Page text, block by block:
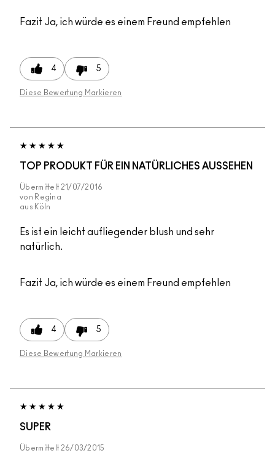
Fazit Ja, ich würde es einem Freund empfehlen
4 5
Diese Bewertung Markieren
TOP PRODUKT FÜR EIN NATÜRLICHES AUSSEHEN
Übermittelt 21/07/2016
von Regina
aus Köln
Es ist ein leicht aufliegender blush und sehr
natürlich.
Fazit Ja, ich würde es einem Freund empfehlen
4 5
Diese Bewertung Markieren
SUPER
Übermittelt 26/03/2015